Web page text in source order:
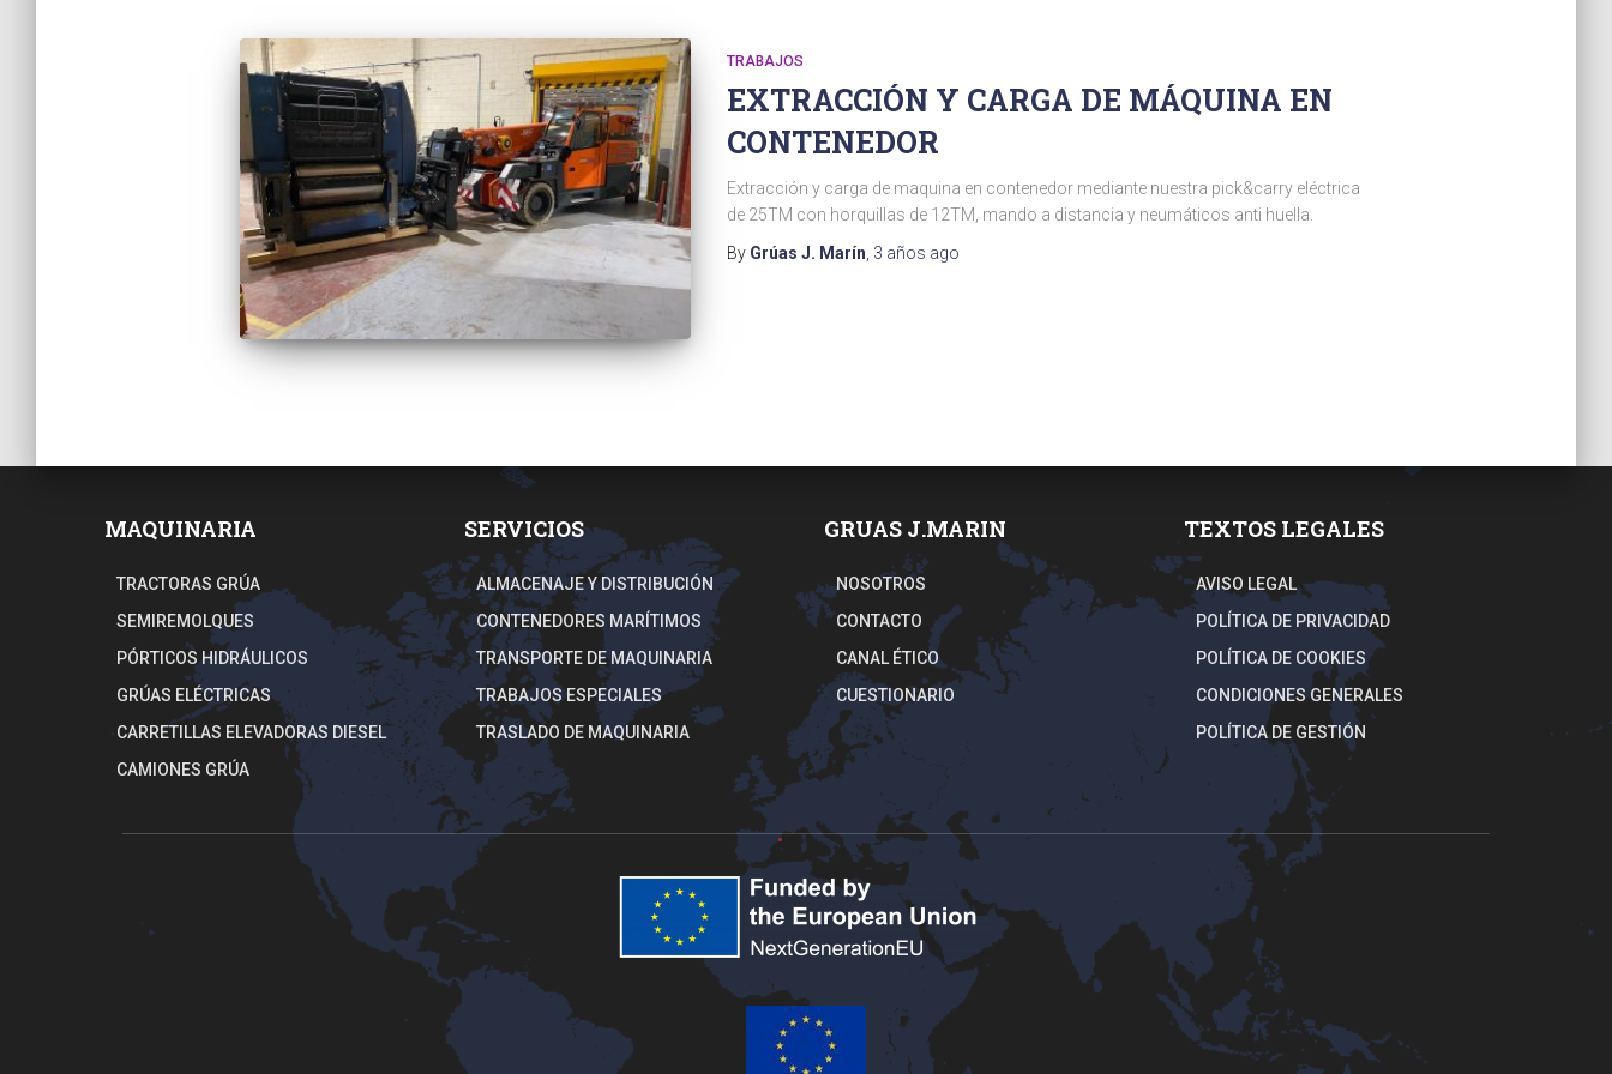
TRABAJOS
EXTRACCIÓN Y CARGA DE MÁQUINA EN
CONTENEDOR
Extracción y carga de maquina en contenedor mediante nuestra pick&carry eléctrica
de 25TM con horquillas de 12TM, mando a distancia y neumáticos anti huella.
By Grúas J. Marín 3 años ago
MAQUINARIA
TRACTORAS GRÚA
SEMIREMOLQUES
PÓRTICOS HIDRÁULICOS
GRÚAS ELÉCTRICAS
CARRETILLAS ELEVADORAS DIESEL
CAMIONES GRÚA
SERVICIOS
ALMACENAJE Y DISTRIBUCIÓN
CONTENEDORES MARÍTIMOS
TRANSPORTE DE MAQUINARIA
TRABAJOS ESPECIALES
TRASLADO DE MAQUINARIA
GRUAS J.MARIN
NOSOTROS
CONTACTO
CANAL ÉTICO
CUESTIONARIO
TEXTOS LEGALES
AVISO LEGAL
POLÍTICA DE PRIVACIDAD
POLÍTICA DE COOKIES
CONDICIONES GENERALES
POLÍTICA DE GESTIÓN